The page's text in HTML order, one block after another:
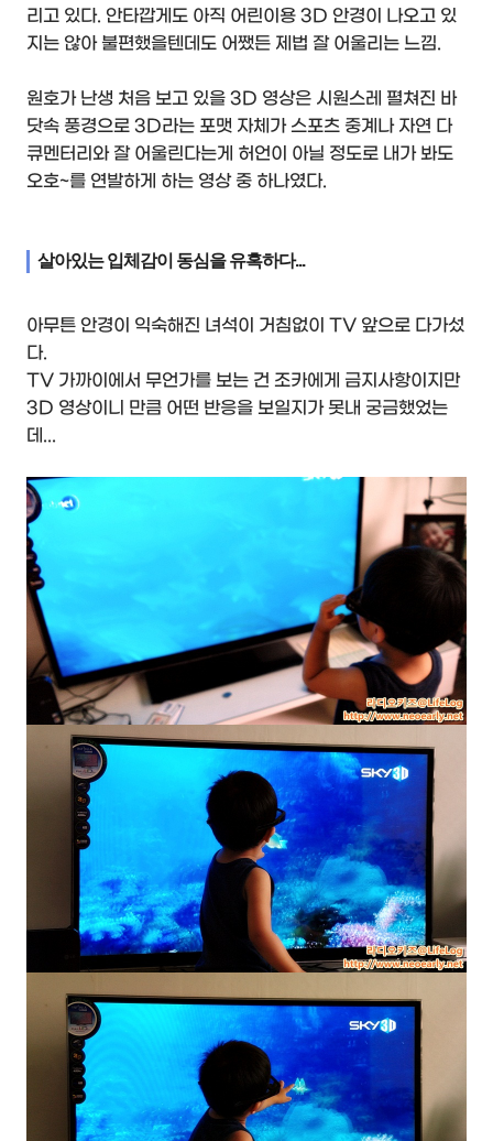
리고 있다. 안타깝게도 아직 어린이용 3D 안경이 나오고 있
지는 않아 불편했을텐데도 어쨌든 제법 잘 어울리는 느낌.
원호가 난생 처음 보고 있을 3D 영상은 시원스레 펼쳐진 바
닷속 풍경으로 3D라는 포맷 자체가 스포츠 중계나 자연 다
큐멘터리와 잘 어울린다는게 허언이 아닐 정도로 내가 봐도
오호~를 연발하게 하는 영상 중 하나였다.
살아있는 입체감이 동심을 유혹하다...
아무튼 안경이 익숙해진 녀석이 거침없이 TV 앞으로 다가섰
다.
TV 가까이에서 무언가를 보는 건 조카에게 금지사항이지만
3D 영상이니 만큼 어떤 반응을 보일지가 못내 궁금했었는
데...